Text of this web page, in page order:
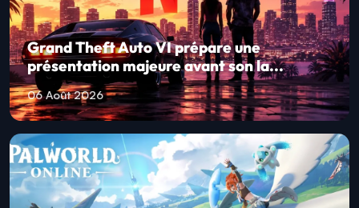
Grand Theft Auto VI prépare une
présentation majeure avant son la...
06 Août 2026